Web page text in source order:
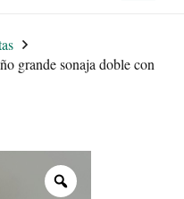
grande sonaja doble con